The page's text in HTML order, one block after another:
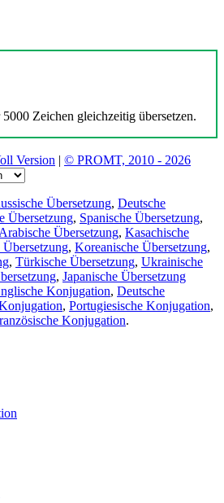
Zeichen gleichzeitig übersetzen.
Version | © PROMT, 2010 - 2026
Übersetzung, Deutsche
Übersetzung, Spanische Übersetzung,
Arabische Übersetzung, Kasachische
, Koreanische Übersetzung,
, Türkische Übersetzung, Ukrainische
, Japanische Übersetzung
Konjugation, Deutsche
, Portugiesische Konjugation,
Konjugation.